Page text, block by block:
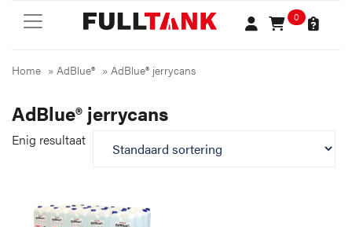
0
Home » AdBlue® » AdBlue® jerrycans
AdBlue® jerrycans
Enig resultaat